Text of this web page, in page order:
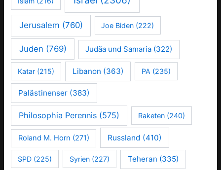
Jerusalem (760) Joe Biden (222)
Juden (769) Judäa und Samaria (322)
Katar (215) Libanon (363) PA (235)
Palästinenser (383)
Philosophia Perennis (575) Raketen(240)
Roland M. Horn (271) Russland (410)
SPD (225) Syrien (227) Teheran (335)